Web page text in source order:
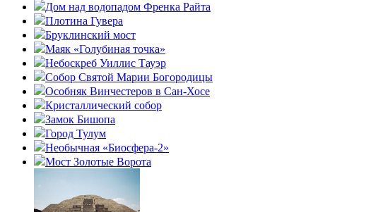
Дом над водопадом Френка Райта
Плотина Гувера
Бруклинский мост
Маяк «Голубиная точка»
Небоскреб Уиллис Тауэр
Собор Святой Марии Богородицы
Особняк Винчестеров в Сан-Хосе
Кристаллический собор
Замок Бишопа
Город Тулум
Необычная «Биосфера-2»
Мост Золотые Ворота